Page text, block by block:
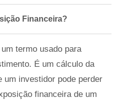
Financeira?
termo usado para
É um cálculo da
um investidor pode perder
financeira de um